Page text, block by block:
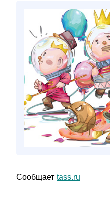
Сообщает tass.ru